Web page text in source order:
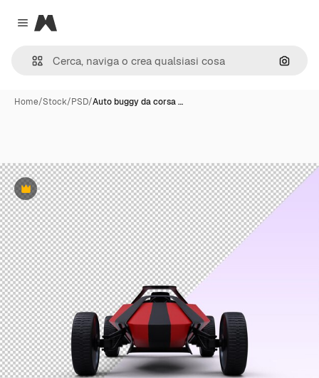
Close menu
Magnific
Cerca
Home/Stock/PSD/Auto buggy da corsa …
Premium